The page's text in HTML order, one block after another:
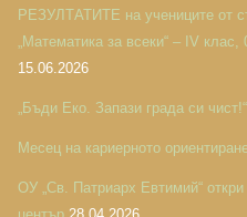
РЕЗУЛТАТИТЕ на учениците от
„Математика за всеки“ – IV клас,
15.06.2026
„Бъди Еко. Запази града си чист!“
Месец на кариерното
ОУ „Св. Патриарх Евтимий“